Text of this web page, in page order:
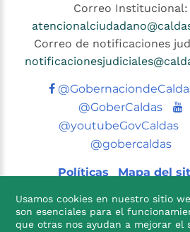
Correo Institucional:
Correo de notificaciones
@GoberCaldas
@youtubeGovCaldas
@gobercaldas
Políticas Mapa del
Usamos cookies en nuestro sitio
son esenciales para el
que otras nos ayudan a mejorar el